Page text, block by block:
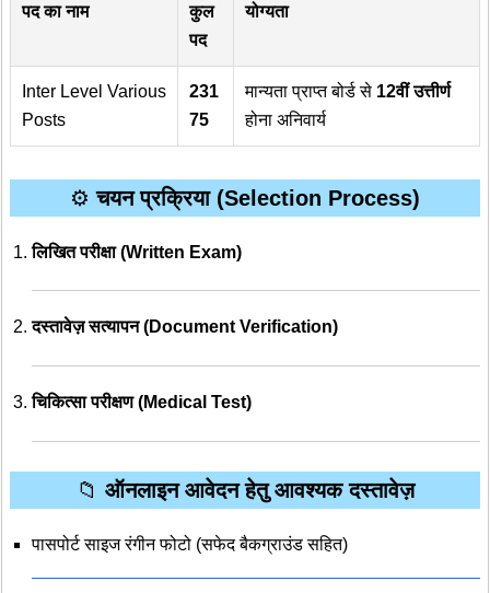
पद का नाम
कुल
पद
योग्यता
Inter Level Various
Posts
231
75
मान्यता प्राप्त बोर्ड से 12वीं उत्तीर्ण
होना अनिवार्य
⚙️चयन प्रक्रिया (Selection Process)
लिखित परीक्षा (Written Exam)
दस्तावेज़ सत्यापन (Document Verification)
चिकित्सा परीक्षण (Medical Test)
📁 ऑनलाइन आवेदन हेतु आवश्यक दस्तावेज़
पासपोर्ट साइज रंगीन फोटो (सफेद बैकग्राउंड सहित)